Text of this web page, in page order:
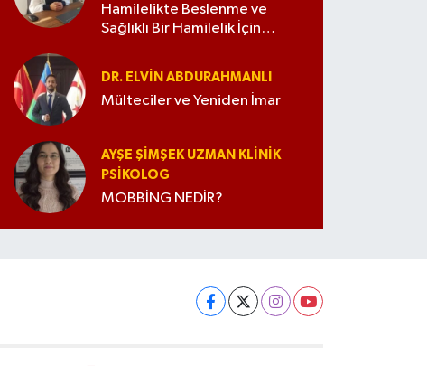
Hamilelikte Beslenme ve
Sağlıklı Bir Hamilelik İçin
DR. ELVIN ABDURAHMANLI
Mülteciler ve Yeniden İmar
AYŞE ŞIMŞEK UZMAN KLINIK
PSIKOLOG
MOBBİNG NEDİR?